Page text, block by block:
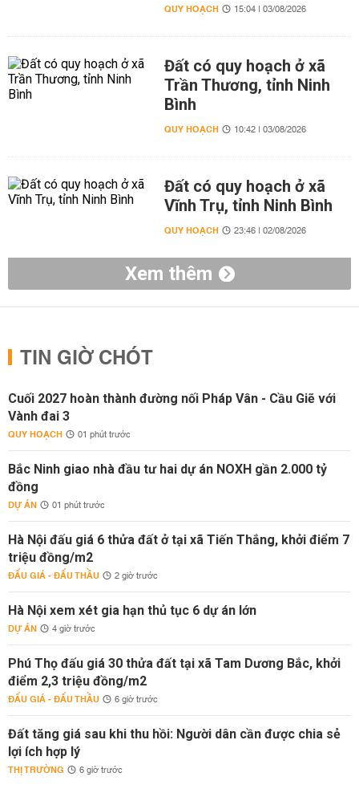
QUY HOẠCH 15:04 | 03/08/2026
Đất có quy hoạch ở xã
Trần Thương, tỉnh Ninh
Bình
QUY HOẠCH 10:42 | 03/08/2026
Đất có quy hoạch ở xã
Vĩnh Trụ, tỉnh Ninh Bình
QUY HOẠCH 23:46 | 02/08/2026
Xem thêm
TIN GIỜ CHÓT
Cuối 2027 hoàn thành đường nối Pháp Vân - Cầu Giẽ với
Vành đai 3
QUY HOẠCH 01 phút trước
Bắc Ninh giao nhà đầu tư hai dự án NOXH gần 2.000 tỷ
đồng
DỰ ÁN 01 phút trước
Hà Nội đấu giá 6 thửa đất ở tại xã Tiến Thắng, khởi điểm 7
triệu đồng/m2
ĐẤU GIÁ - ĐẤU THẦU 2 giờ trước
Hà Nội xem xét gia hạn thủ tục 6 dự án lớn
DỰ ÁN 4 giờ trước
Phú Thọ đấu giá 30 thửa đất tại xã Tam Dương Bắc, khởi
điểm 2,3 triệu đồng/m2
ĐẤU GIÁ - ĐẤU THẦU 6 giờ trước
Đất tăng giá sau khi thu hồi: Người dân cần được chia sẻ
lợi ích hợp lý
THỊ TRƯỜNG 6 giờ trước